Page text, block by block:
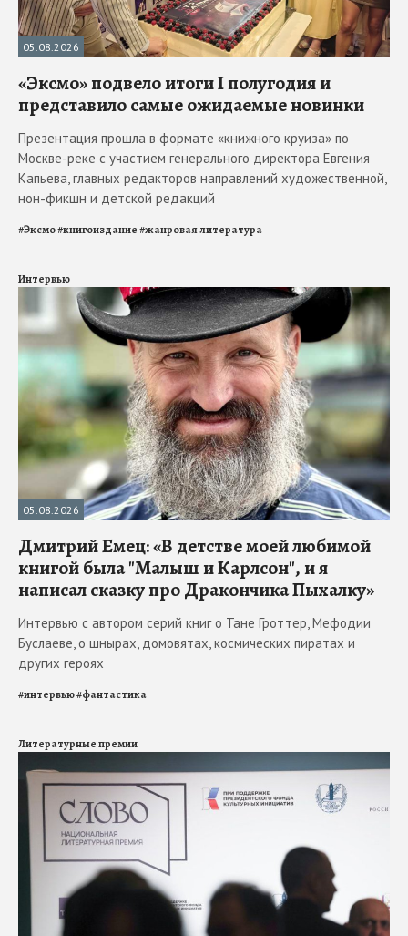
05.08.2026
«Эксмо» подвело итоги I полугодия и
представило самые ожидаемые новинки
Презентация прошла в формате «книжного круиза» по
Москве-реке с участием генерального директора Евгения
Капьева, главных редакторов направлений художественной,
нон-фикшн и детской редакций
#Эксмо#книгоиздание#жанровая литература
Интервью
05.08.2026
Дмитрий Емец: «В детстве моей любимой
книгой была "Малыш и Карлсон", и я
написал сказку про Дракончика Пыхалку»
Интервью с автором серий книг о Тане Гроттер, Мефодии
Буслаеве, о шнырах, домовятах, космических пиратах и
других героях
#интервью#фантастика
Литературные премии